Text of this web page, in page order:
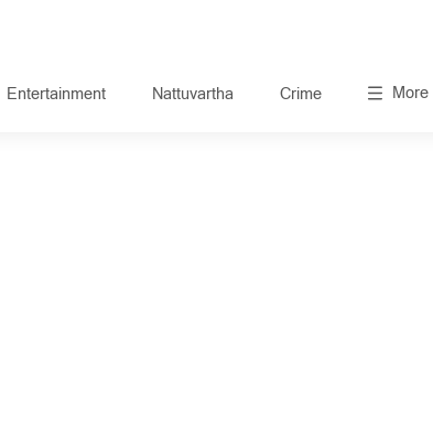
Entertainment Nattuvartha Crime More